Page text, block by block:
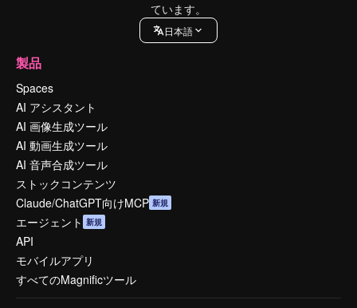
ています。
日本語
製品
Spaces
AI アシスタント
AI 画像生成ツール
AI 動画生成ツール
AI 音声合成ツール
ストックコンテンツ
Claude/ChatGPT向けMCP 新規
エージェント 新規
API
モバイルアプリ
すべてのMagnificツール